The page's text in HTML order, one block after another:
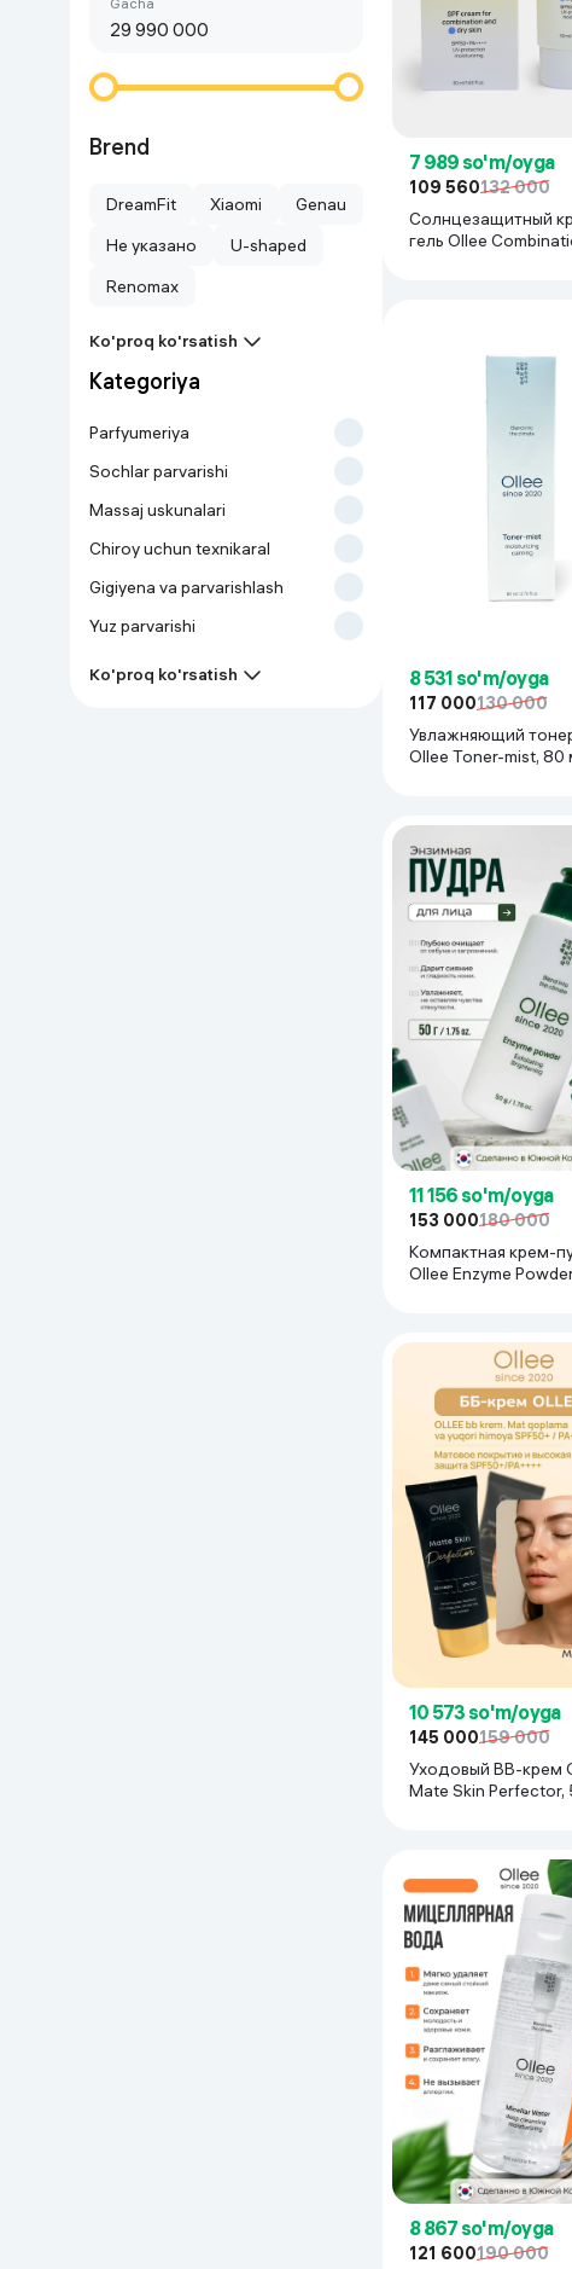
Go‘zallik va parvarish
O'yin uchun texnika
Sport tovarlari
Qurilish va ta'mirlash
Zargarlik mahsulotlari
Uy uchun tovarlar
Kanselyariya
Virtual haqiqat
Aqlli ko‘zoynaklar
Brend
DreamFit Xiaomi
Genau
Не указано
U-shaped
Renomax
Ko'proq ko'rsatish
Kategoriya
Parfyumeriya
Sochlar parvarishi
Massaj uskunalari
Chiroy uchun texnikaral
Gigiyena va parvarishlash
Yuz parvarishi
Ko'proq ko'rsatish
7 989 so'm/oyga
109 560132 000
Солнцезащитный
гель Ollee
8 531 so'm/oyga
117 000130 000
Увлажняющий
Ollee Toner-mist, 80
11 156 so'm/oyga
153 000180 000
Компактная крем-
Ollee Enzyme
10 573 so'm/oyga
145 000159 000
Уходовый BB-крем
Mate Skin Perfector,
8 867 so'm/oyga
121 600190 000